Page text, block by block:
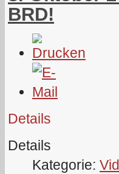
BRD!
Details
Details
Kategorie: